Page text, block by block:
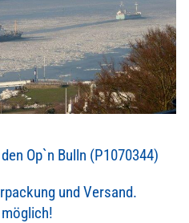
Op`n Bulln (P1070344)
und Versand.